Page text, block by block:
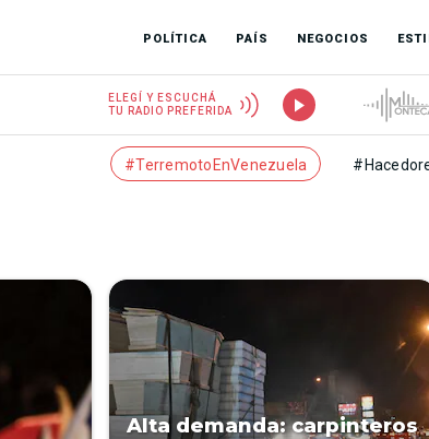
POLÍTICA PAÍS NEGOCIOS
ELEGÍ Y ESCUCHÁ
TU RADIO PREFERIDA
#TerremotoEnVenezuela
Alta demanda: carpinteros